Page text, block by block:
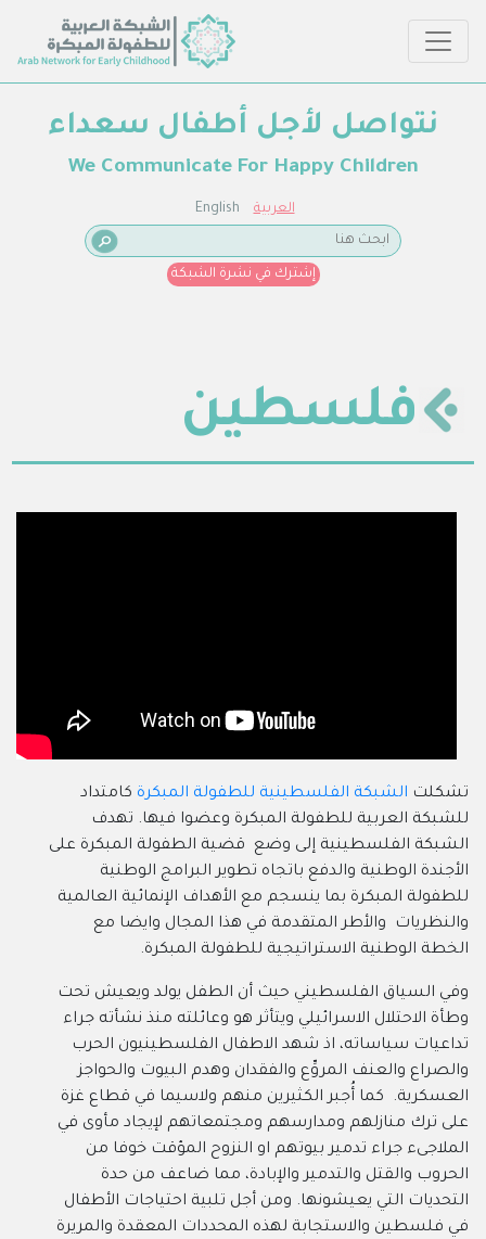
نتواصل لأجل أطفال سعداء
We Communicate For Happy Children
English العربية
إشترك في نشرة الشبكة
فلسطين
تشكلت الشبكة الفلسطينية للطفولة المبكرة كامتداد
للشبكة العربية للطفولة المبكرة وعضوا فيها. تهدف
الشبكة الفلسطينية إلى وضع قضية الطفولة المبكرة على
الأجندة الوطنية والدفع باتجاه تطوير البرامج الوطنية
للطفولة المبكرة بما ينسجم مع الأهداف الإنمائية العالمية
والنظريات والأطر المتقدمة في هذا المجال وايضا مع
الخطة الوطنية الاستراتيجية للطفولة المبكرة.
وفي السياق الفلسطيني حيث أن الطفل يولد ويعيش تحت
وطأة الاحتلال الاسرائيلي ويتأثر هو وعائلته منذ نشأته جراء
تداعيات سياساته، اذ شهد الاطفال الفلسطينيون الحرب
والصراع والعنف المروِّع والفقدان وهدم البيوت والحواجز
العسكرية. كما أُجبر الكثيرين منهم ولاسيما في قطاع غزة
على ترك منازلهم ومدارسهم ومجتمعاتهم لإيجاد مأوى في
الملاجىء جراء تدمير بيوتهم او النزوح المؤقت خوفا من
الحروب والقتل والتدمير والإبادة، مما ضاعف من حدة
التحديات التي يعيشونها. ومن أجل تلبية احتياجات الأطفال
في فلسطين والاستجابة لهذه المحددات المعقدة والمريرة